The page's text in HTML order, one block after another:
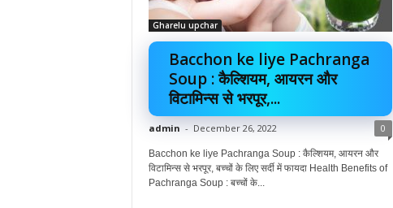
Gharelu upchar
Bacchon ke liye Pachranga
Soup : कैल्शियम, आयरन और
विटामिन्स से भरपूर,...
admin - December 26, 2022 0
Bacchon ke liye Pachranga Soup : कैल्शियम, आयरन और
विटामिन्स से भरपूर, बच्चों के लिए सर्दी में फायदा Health Benefits of
Pachranga Soup : बच्चों के...